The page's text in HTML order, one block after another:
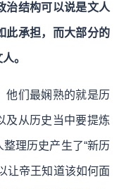
治结构可以说是文人
此承担，而大部分的
。
他们最娴熟的就是历
及从历史当中要提炼
理历史产生了“新历
让帝王知道该如何面